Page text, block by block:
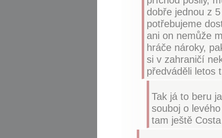
dobře jednou z
potřebujeme
ani on nemůže
hráče nároky,
si v zahraničí
předváděli letos
Tak já to beru
souboj o
tam ještě